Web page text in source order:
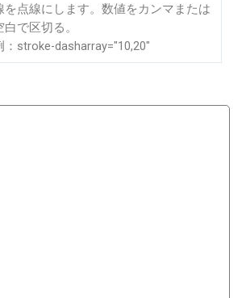
を点線にします。数値をカンマまたは
白で区切る。
：stroke-dasharray="10,20"